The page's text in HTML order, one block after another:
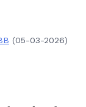
(05-03-2026)